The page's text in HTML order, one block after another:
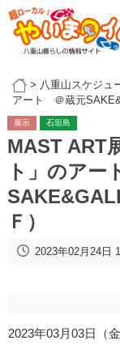
> 八重山スケジュ
アート ＠蔵元
展示 石垣島
MAST ART
ト」のア
Ｆ）
2023年02月24日
2023年03月03日（